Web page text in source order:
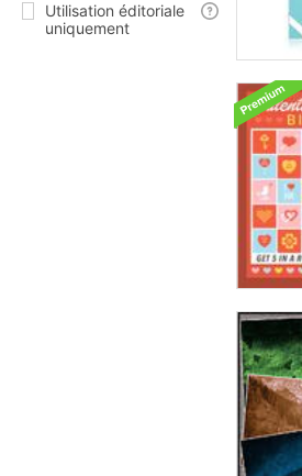
Utilisation éditoriale
uniquement